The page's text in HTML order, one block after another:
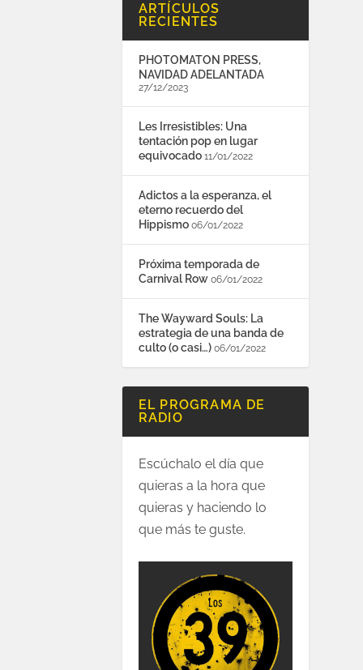
ARTÍCULOS
RECIENTES
PHOTOMATON PRESS,
NAVIDAD ADELANTADA
27/12/2023
Les Irresistibles: Una
tentación pop en lugar
equivocado 11/01/2022
Adictos a la esperanza, el
eterno recuerdo del
Hippismo 06/01/2022
Próxima temporada de
Carnival Row 06/01/2022
The Wayward Souls: La
estrategia de una banda de
culto (o casi…) 06/01/2022
EL PROGRAMA DE
RADIO
Escúchalo el día que
quieras a la hora que
quieras y haciendo lo
que más te guste.